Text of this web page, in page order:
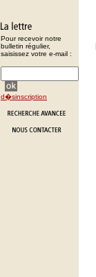
Pour recevoir notre
bulletin régulier,
saisissez votre e-mail :
d�sinscription